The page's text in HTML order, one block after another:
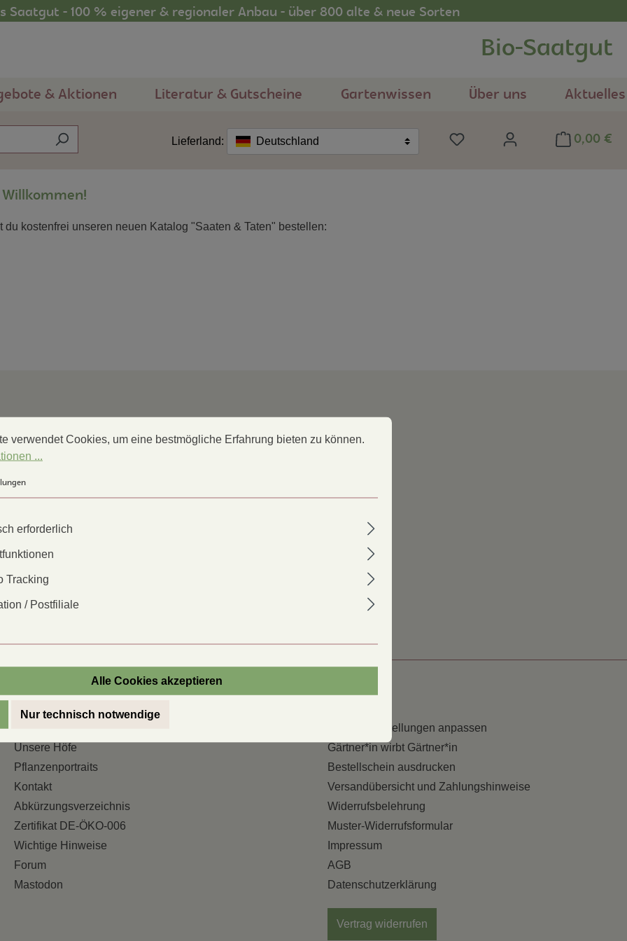
Saatgut - 100 % eigener & regionaler Anbau - über 800 alte & neue Sorten
Bio-Saatgut
& Aktionen Literatur & Gutscheine Gartenwissen Über uns Aktuelles
Du hast 0 Produkte auf dem
0,00 €
Lieferland: Deutschland
du kostenfrei unseren neuen Katalog "Saaten & Taten" bestellen:
Unsere Höfe
Pflanzenportraits
Kontakt
Abkürzungsverzeichnis
Zertifikat DE-ÖKO-006
Wichtige Hinweise
Forum
Mastodon
Cookie-Einstellungen anpassen
Gärtner*in wirbt Gärtner*in
Bestellschein ausdrucken
Versandübersicht und Zahlungshinweise
Widerrufsbelehrung
Muster-Widerrufsformular
Impressum
AGB
Datenschutzerklärung
Vertrag widerrufen
Cookies, um eine bestmögliche Erfahrung bieten zu können.
Mehr Informationen ...
verwendet Cookies, um eine bestmögliche Erfahrung bieten zu können.
...
erforderlich
Tracking
/ Postfiliale
Alle Cookies akzeptieren
Nur technisch notwendige